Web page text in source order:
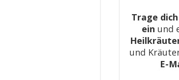
Trage
ein und
und
E-